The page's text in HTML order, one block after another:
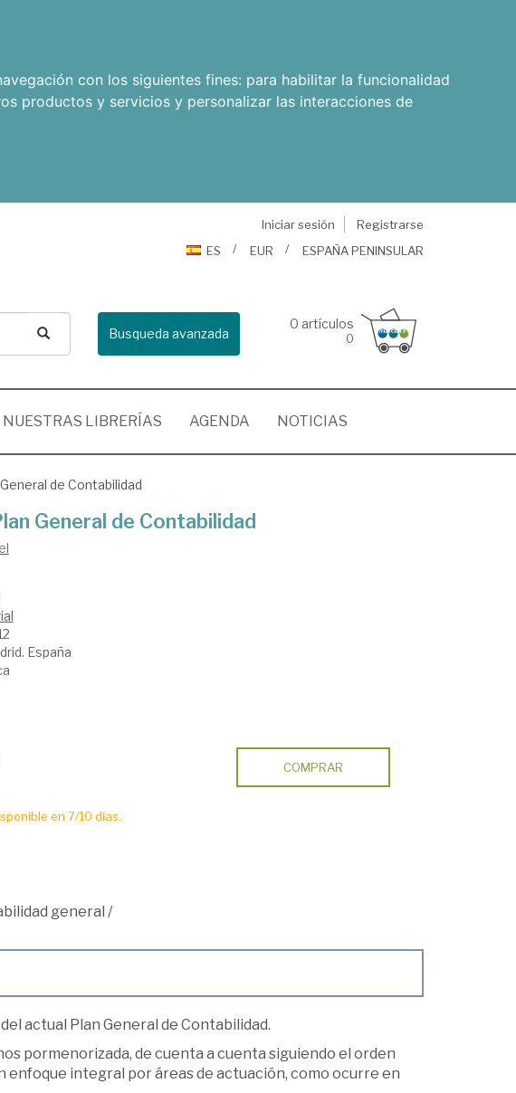
con los siguientes fines: para habilitar la funcionalidad
productos y servicios y personalizar las interacciones de
Iniciar sesión
Registrarse
ES
EUR ESPAÑA PENINSULAR
Busqueda avanzada
0 artículos
0
NUESTRAS LIBRERÍAS AGENDA NOTICIAS
de Contabilidad
General de Contabilidad
España
en 7/10 días.
COMPRAR
general /
actual Plan General de Contabilidad.
pormenorizada, de cuenta a cuenta siguiendo el orden
enfoque integral por áreas de actuación, como ocurre en